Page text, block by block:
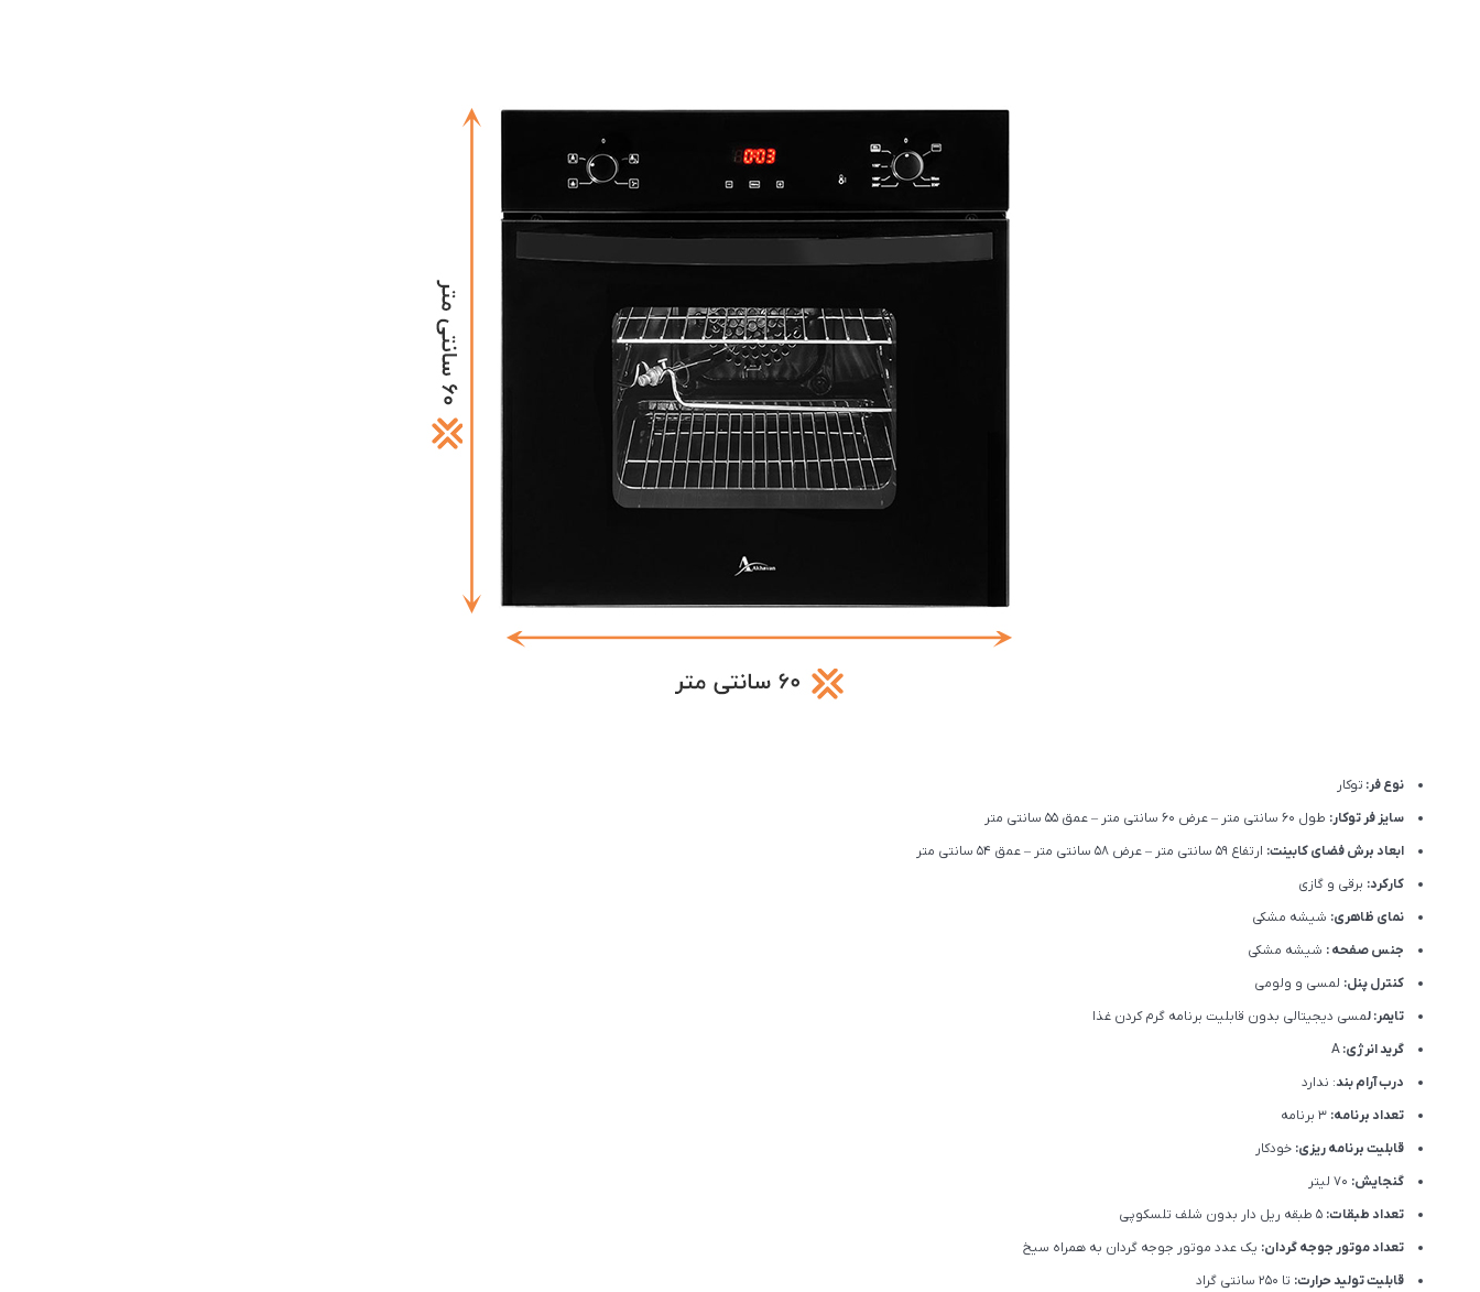
نوع فر: توکار
سایز فر توکار: طول 60 سانتی متر – عرض 60 سانتی متر – عمق 55 سانتی متر
ابعاد برش فضای کابینت: ارتفاع 59 سانتی متر – عرض 58 سانتی متر – عمق 54 سانتی متر
کارکرد: برقی و گازی
نمای ظاهری: شیشه مشکی
جنس صفحه : شیشه مشکی
کنترل پنل: لمسی و ولومی
تایمر: لمسی دیجیتالی بدون قابلیت برنامه گرم کردن غذا
گرید انرژی:A
درب آرام بند: ندارد
تعداد برنامه:
قابلیت برنامه ریزی: خودکار
گنجایش:
تعداد طبقات:
تعداد موتور جوجه گردان: یک عدد موتور جوجه گردان به همراه سیخ
قابلیت تولید حرارت: تا 250 سانتی گراد